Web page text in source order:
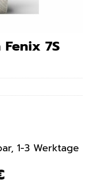
7S
Aktueller
1-3 Werktage